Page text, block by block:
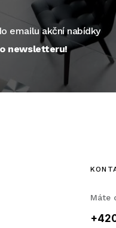
emailu akční nabídky
newsletteru!
Máte